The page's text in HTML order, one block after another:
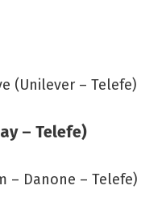
(Unilever – Telefe)
– Telefe)
– Danone – Telefe)